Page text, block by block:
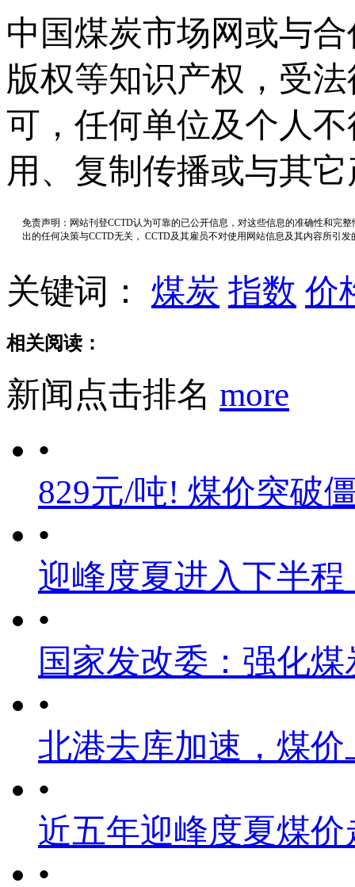
中国煤炭市场网或与
版权等知识产权，受
可，任何单位及个人
用、复制传播或与其
免责声明：网站刊登CCTD认为可靠的已公开信息，对这些信息的准确性和完
出的任何决策与CCTD无关， CCTD及其雇员不对使用网站信息及其内容所引
关键词： 煤炭 指数 价
相关阅读：
新闻点击排名 more
•
829元/吨! 煤价突破
•
迎峰度夏进入下半
•
国家发改委：强化
•
北港去库加速，煤
•
近五年迎峰度夏煤价
•